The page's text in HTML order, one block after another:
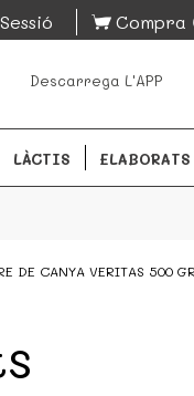
locales.
Compra
Descarrega L'APP
LÀCTIS ELABORATS
DE CANYA VERITAS 500